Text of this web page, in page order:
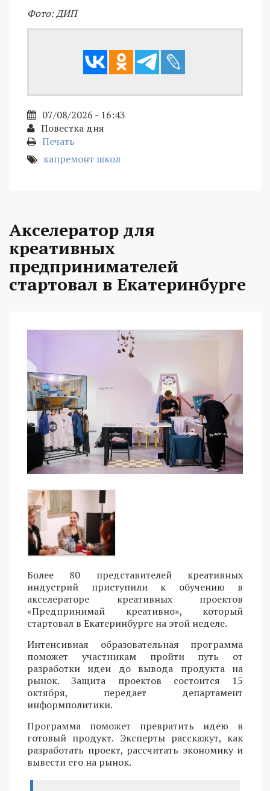
Фото: ДИП
07/08/2026 - 16:43
Повестка дня
Печать
капремонт школ
Акселератор для
креативных
предпринимателей
стартовал в Екатеринбурге
Более 80 представителей креативных
индустрий приступили к обучению в
акселераторе креативных проектов
«Предпринимай креативно», который
стартовал в Екатеринбурге на этой неделе.
Интенсивная образовательная программа
поможет участникам пройти путь от
разработки идеи до вывода продукта на
рынок. Защита проектов состоится 15
октября, передает департамент
информполитики.
Программа поможет превратить идею в
готовый продукт. Эксперты расскажут, как
разработать проект, рассчитать экономику и
вывести его на рынок.